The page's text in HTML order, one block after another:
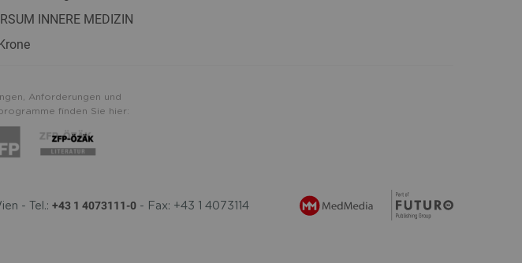
INNERE MEDIZIN
Anforderungen und
finden Sie hier:
- Tel.: +43 1 4073111-0- Fax: +43 1 4073114